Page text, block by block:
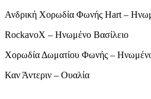
Italian
Polish
Portuguese
Ανδρική Χορωδία Φωνής Hart –
RockavoX – Ηνωμένο Βασίλειο
Χορωδία Δωματίου Φωνής –
Καν Άντεριν – Ουαλία